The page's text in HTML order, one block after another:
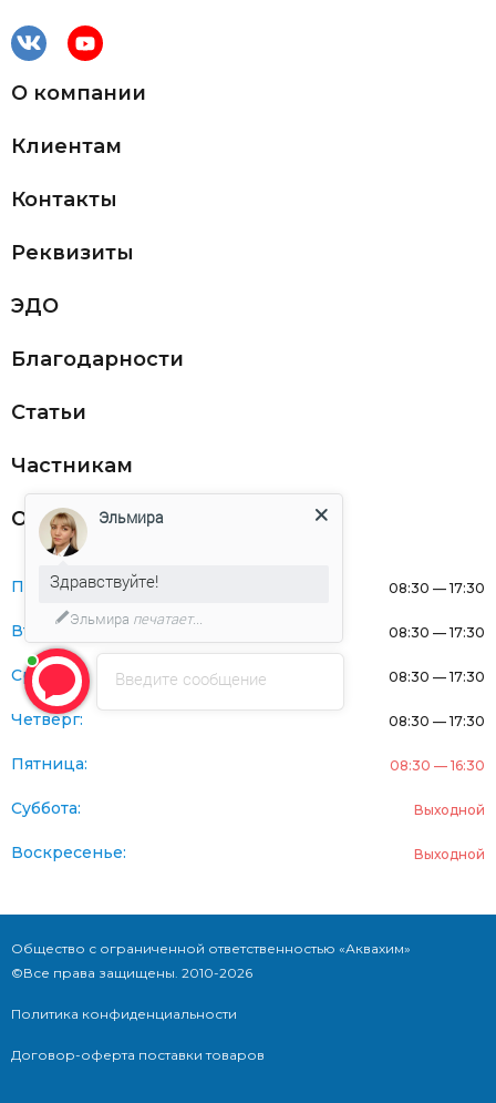
О компании
Клиентам
Контакты
Реквизиты
ЭДО
Благодарности
Статьи
Частникам
Оферта
Понедельник: 08:30 — 17:30
Вторник: 08:30 — 17:30
Среда: 08:30 — 17:30
Четверг: 08:30 — 17:30
Пятница: 08:30 — 16:30
Суббота: Выходной
Воскресенье: Выходной
Общество с ограниченной ответственностью «Аквахим»
©Все права защищены. 2010-2026
Политика конфиденциальности
Договор-оферта поставки товаров
Введите сообщение
Эльмира
Здравствуйте!
Эльмира печатает...